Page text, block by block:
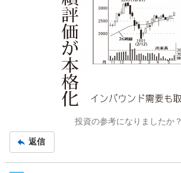
投資の参考になりましたか？
返信